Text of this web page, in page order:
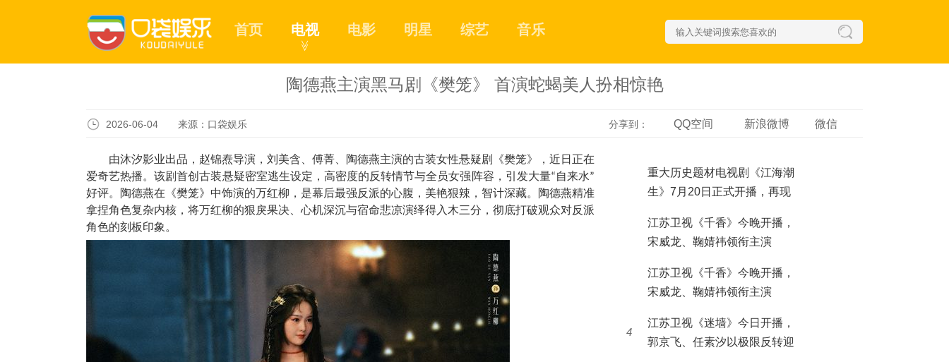
首页 电视
≫
电影 明星 综艺 音乐
陶德燕主演黑马剧《樊笼》 首演蛇蝎美人扮相惊艳
2026-06-04 来源：口袋娱乐 微信
新浪微博
QQ空间
分享到：
由沐汐影业出品，赵锦焘导演，刘美含、傅菁、陶德燕主演的古装女性悬疑剧《樊笼》，近日正在
爱奇艺热播。该剧首创古装悬疑密室逃生设定，高密度的反转情节与全员女强阵容，引发大量“自来水”
好评。陶德燕在《樊笼》中饰演的万红柳，是幕后最强反派的心腹，美艳狠辣，智计深藏。陶德燕精准
拿捏角色复杂内核，将万红柳的狠戾果决、心机深沉与宿命悲凉演绎得入木三分，彻底打破观众对反派
角色的刻板印象。
重大历史题材电视剧《江海潮
生》7月20日正式开播，再现
江苏卫视《千香》今晚开播，
宋威龙、鞠婧祎领衔主演
江苏卫视《千香》今晚开播，
宋威龙、鞠婧祎领衔主演
4
江苏卫视《迷墙》今日开播，
郭京飞、任素汐以极限反转迎